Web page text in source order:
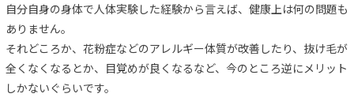
自分自身の身体で人体実験した経験から言えば、健康上は何の問題も
ありません。
それどころか、花粉症などのアレルギー体質が改善したり、抜け毛が
全くなくなるとか、目覚めが良くなるなど、今のところ逆にメリット
しかないぐらいです。